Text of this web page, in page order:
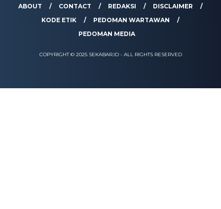
ABOUT CONTACT REDAKSI
DISCLAIMER
KODE ETIK
PEDOMAN WARTAWAN
PEDOMAN MEDIA
COPYRIGHT © 2025 SEKABAR.ID - ALL RIGHTS RESERVED